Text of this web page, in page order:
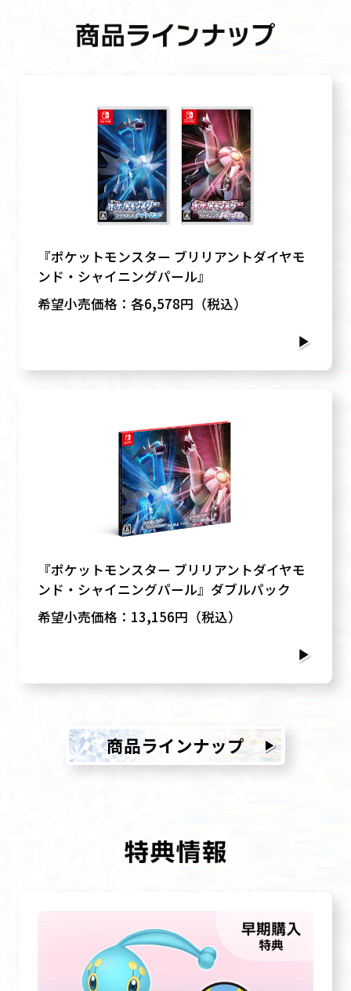
『ポケットモンスター ブリリアントダイヤモ
ンド・シャイニングパール』
希望小売価格：各6,578円（税込）
『ポケットモンスター ブリリアントダイヤモ
ンド・シャイニングパール』ダブルパック
希望小売価格：13,156円（税込）
商品ラインナップ